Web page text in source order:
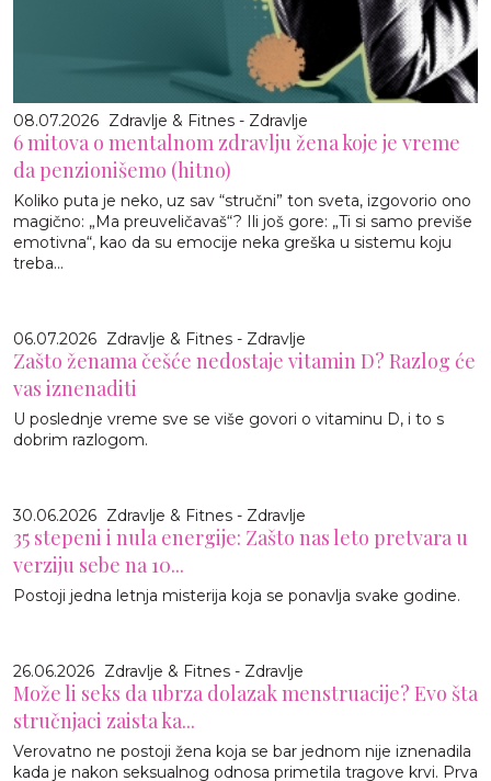
08.07.2026 Zdravlje & Fitnes - Zdravlje
6 mitova o mentalnom zdravlju žena koje je vreme
da penzionišemo (hitno)
Koliko puta je neko, uz sav “stručni” ton sveta, izgovorio ono
magično: „Ma preuveličavaš“? Ili još gore: „Ti si samo previše
emotivna“, kao da su emocije neka greška u sistemu koju
treba...
06.07.2026 Zdravlje & Fitnes - Zdravlje
Zašto ženama češće nedostaje vitamin D? Razlog će
vas iznenaditi
U poslednje vreme sve se više govori o vitaminu D, i to s
dobrim razlogom.
30.06.2026 Zdravlje & Fitnes - Zdravlje
35 stepeni i nula energije: Zašto nas leto pretvara u
verziju sebe na 10...
Postoji jedna letnja misterija koja se ponavlja svake godine.
26.06.2026 Zdravlje & Fitnes - Zdravlje
Može li seks da ubrza dolazak menstruacije? Evo šta
stručnjaci zaista ka...
Verovatno ne postoji žena koja se bar jednom nije iznenadila
kada je nakon seksualnog odnosa primetila tragove krvi. Prva